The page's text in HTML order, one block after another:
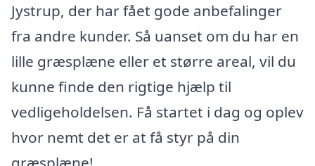
Jystrup, der har fået gode anbefalinger
fra andre kunder. Så uanset om du har en
lille græsplæne eller et større areal, vil du
kunne finde den rigtige hjælp til
vedligeholdelsen. Få startet i dag og oplev
hvor nemt det er at få styr på din